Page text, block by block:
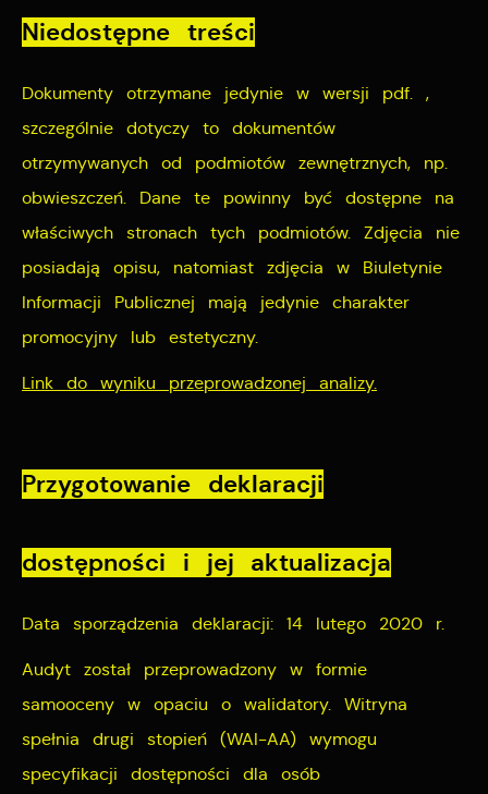
Niedostępne treści
Dokumenty otrzymane jedynie w wersji pdf. ,
szczególnie dotyczy to dokumentów
otrzymywanych od podmiotów zewnętrznych, np.
obwieszczeń. Dane te powinny być dostępne na
właściwych stronach tych podmiotów. Zdjęcia nie
posiadają opisu, natomiast zdjęcia w Biuletynie
Informacji Publicznej mają jedynie charakter
promocyjny lub estetyczny.
Link do wyniku przeprowadzonej analizy.
Przygotowanie deklaracji
dostępności i jej aktualizacja
Data sporządzenia deklaracji: 14 lutego 2020 r.
Audyt został przeprowadzony w formie
samooceny w opaciu o walidatory. Witryna
spełnia drugi stopień (WAI-AA) wymogu
specyfikacji dostępności dla osób